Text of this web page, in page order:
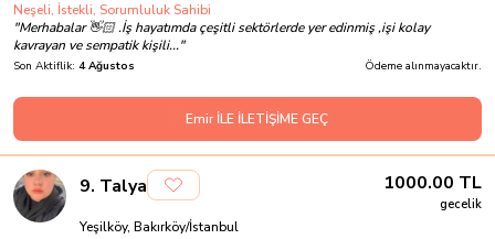
Neşeli, İstekli, Sorumluluk Sahibi
"Merhabalar 👋🏻 .İş hayatımda çeşitli sektörlerde yer edinmiş ,işi kolay
kavrayan ve sempatik kişili..."
Son Aktiflik: 4 Ağustos Ödeme alınmayacaktır.
Emir İLE İLETİŞİME GEÇ
9. Talya 1000.00 TL
gecelik
Yeşilköy, Bakırköy/İstanbul